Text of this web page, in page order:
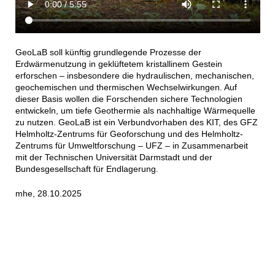
GeoLaB soll künftig grundlegende Prozesse der
Erdwärmenutzung in geklüftetem kristallinem Gestein
erforschen – insbesondere die hydraulischen, mechanischen,
geochemischen und thermischen Wechselwirkungen. Auf
dieser Basis wollen die Forschenden sichere Technologien
entwickeln, um tiefe Geothermie als nachhaltige Wärmequelle
zu nutzen. GeoLaB ist ein Verbundvorhaben des KIT, des GFZ
Helmholtz-Zentrums für Geoforschung und des Helmholtz-
Zentrums für Umweltforschung – UFZ – in Zusammenarbeit
mit der Technischen Universität Darmstadt und der
Bundesgesellschaft für Endlagerung.
mhe, 28.10.2025